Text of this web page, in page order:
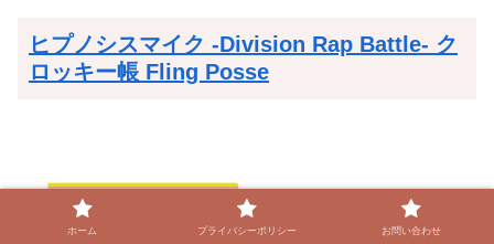
ヒプノシスマイク -Division Rap Battle- ク
ロッキー帳 Fling Posse
ホーム プライバシーポリシー お問い合わせ